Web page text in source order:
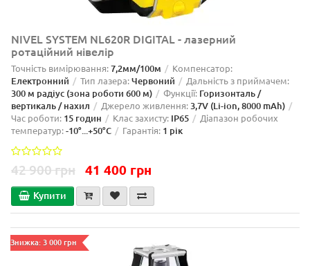
NIVEL SYSTEM NL620R DIGITAL - лазерний
ротаційний нівелір
Точність вимірювання:7,2мм/100м Компенсатор:
Електронний Тип лазера:Червоний Дальність з приймачем:
300 м радіус (зона роботи 600 м) Функції: Горизонталь /
вертикаль / нахил
Джерело живлення:3,7V (Li-ion, 8000 mAh)
Час роботи: 15 годин Клас захисту: IP65
Діапазон робочих
температур:-10°...+50°C Гарантія: 1 рік
42 900 грн 41 400 грн
Купити
Знижка: 3 000 грн